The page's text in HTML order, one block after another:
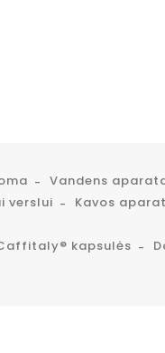
Vandens
verslui Kavos
kapsulės